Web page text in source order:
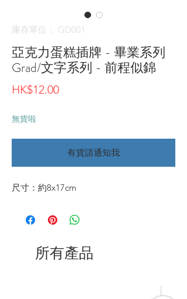
庫存單位： GD001
亞克力蛋糕插牌 - 畢業系列
Grad/文字系列 - 前程似錦
HK$12.00價
無貨啦
有貨請通知我
尺寸：約8x17cm
所有產品